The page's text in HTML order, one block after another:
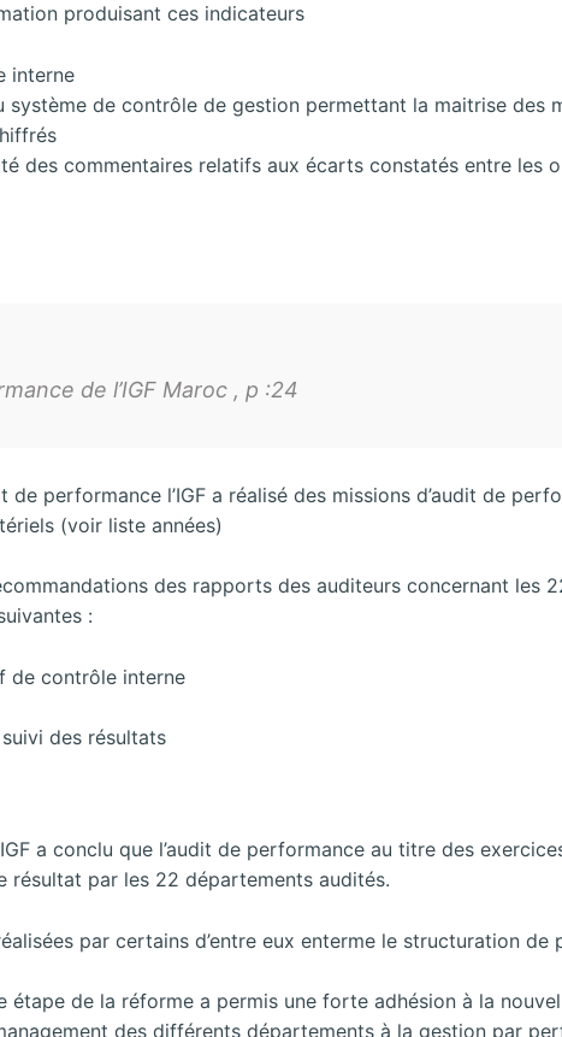
produisant ces indicateurs
interne
système de contrôle de gestion permettant la maitrise des
des commentaires relatifs aux écarts constatés entre les
de l’IGF Maroc , p :24
de performance l’IGF a réalisé des missions d’audit de
(voir liste années)
des rapports des auditeurs concernant
:
contrôle interne
des résultats
a conclu que l’audit de performance au titre des
résultat par les 22 départements audités.
par certains d’entre eux enterme le structuration de
étape de la réforme a permis une forte adhésion à la
des différents départements à la gestion par